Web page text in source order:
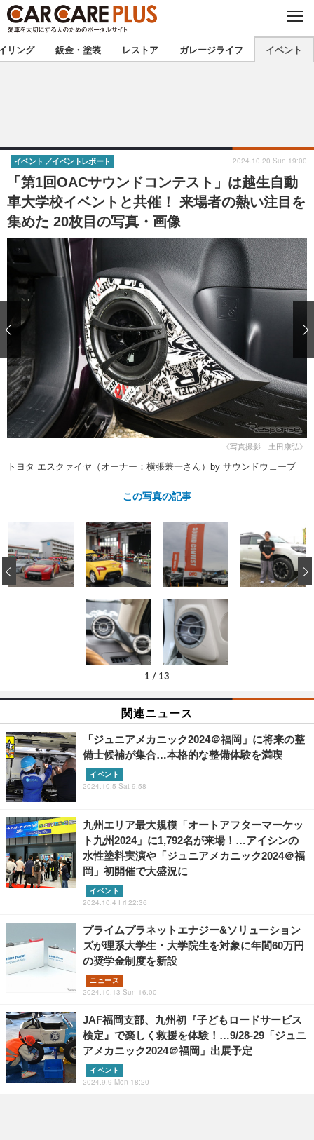
C
O
S
E
★カーケアプラス認定★ 厳選プロショップを地域から探す
甲信越 北陸
東海 関西
中国
九州 沖縄
注目の記事
ショップレポート 愛車 File
自動車豆知識 ストップ！不具合修理＆粗悪修理
鈑金・塗装
ディテイリング
ディテイリング 洗車
ヘッドライト磨き コーティング
フィルム・ラッピング
小キズ直し 防錆
特集記事
ストップ 不具合修理＆粗悪修理
カーメーカー「旧車」関連プロジェ
クト
ショップ紹介
ショップレポート プロショップ検索
レストア
カーメーカー「旧車」関連プロジ
コラム
イベント
リング 鈑金・塗装 レストア ガレージライフ イベント
「第1回OACサウンドコンテスト」は越生自動
車大学校イベントと共催！ 来場者の熱い注目を
集めた 20枚目の写真・画像
イベント イベントレポート 2024.10.20 Sun 19:00
《写真撮影 土田康弘》
トヨタ エスクァイヤ（オーナー：横張兼一さん）by サウンドウェーブ
この写真の記事
1 / 13
‹
関連ニュース
「ジュニアメカニック2024＠福岡」に将来の整
備士候補が集合…本格的な整備体験を満喫
イベント
2024.10.5 Sat 9:58
九州エリア最大規模「オートアフターマーケッ
ト九州2024」に1,792名が来場！…アイシンの
水性塗料実演や「ジュニアメカニック2024＠福
岡」初開催で大盛況に
イベント
2024.10.4 Fri 22:36
プライムプラネットエナジー&ソリューション
ズが理系大学生・大学院生を対象に年間60万円
の奨学金制度を新設
ニュース
2024.10.13 Sun 16:00
JAF福岡支部、九州初『子どもロードサービス
検定』で楽しく救援を体験！…9/28-29「ジュニ
アメカニック2024＠福岡」出展予定
イベント
2024.9.9 Mon 18:20